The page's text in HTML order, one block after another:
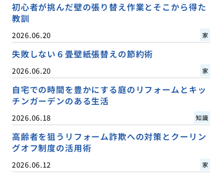
初心者が挑んだ壁の張り替え作業とそこから得た
教訓
2026.06.20 家
失敗しない６畳壁紙張替えの節約術
2026.06.20 家
自宅での時間を豊かにする庭のリフォームとキッ
チンガーデンのある生活
2026.06.18 知識
高齢者を狙うリフォーム詐欺への対策とクーリン
グオフ制度の活用術
2026.06.12 家